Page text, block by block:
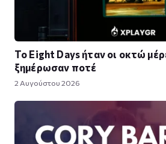
Το Eight Days ήταν οι οκτώ
ξημέρωσαν ποτέ
2 Αυγούστου 2026